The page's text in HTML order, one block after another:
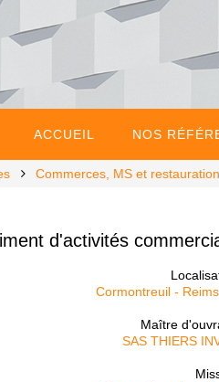
ACCUEIL NOS
Commerces, MS et restauration
d'activités
Cormontreuil -
Maître
SAS THIERS